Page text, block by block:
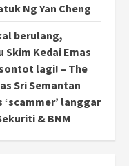
Ng Yan Cheng
berulang,
Skim Kedai Emas
lagi! – The
Sri Semantan
langgar
& BNM